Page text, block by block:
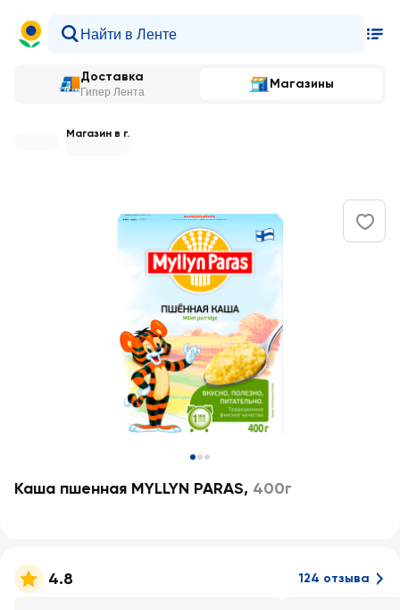
Доставка
Гипер Лента
Магазины
Магазин в г.
Каша пшенная MYLLYN PARAS, 400г
4.8 124 отзыва